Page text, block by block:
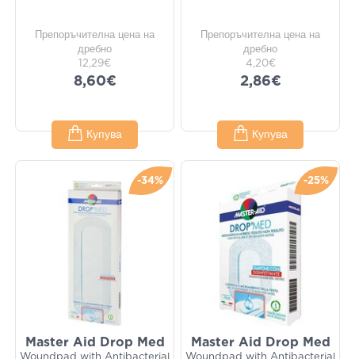
Препоръчителна цена на
дребно
12,29€
8,60€
Купува
Препоръчителна цена на
дребно
4,20€
2,86€
Купува
-34%
Master Aid Drop Med
-25%
Master Aid Drop Med